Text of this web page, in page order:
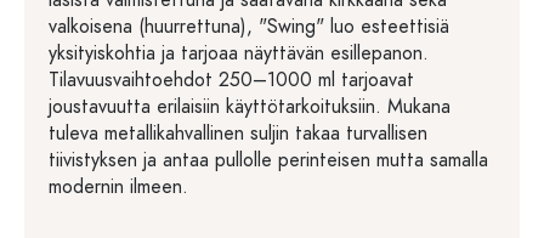
valkoisena (huurrettuna), "Swing" luo esteettisiä
yksityiskohtia ja tarjoaa näyttävän esillepanon.
Tilavuusvaihtoehdot 250–1000 ml tarjoavat
joustavuutta erilaisiin käyttötarkoituksiin. Mukana
tuleva metallikahvallinen suljin takaa turvallisen
tiivistyksen ja antaa pullolle perinteisen mutta samalla
modernin ilmeen.